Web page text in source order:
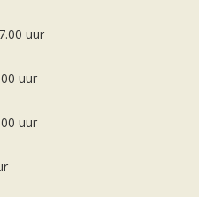
uur
uur
uur